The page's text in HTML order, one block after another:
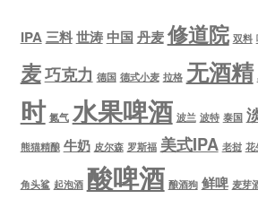
IPA三料世涛中国 丹麦修道院 双料
麦巧克力 德国 德式小麦 拉格 无酒精
时 氮气 水果啤酒 波兰 波特 泰国
熊猫精酿 牛奶 皮尔森 罗斯福 美式IPA 老挝 花
角头鲨 起泡酒 酸啤酒 酿酒狗 鲜啤 麦芽